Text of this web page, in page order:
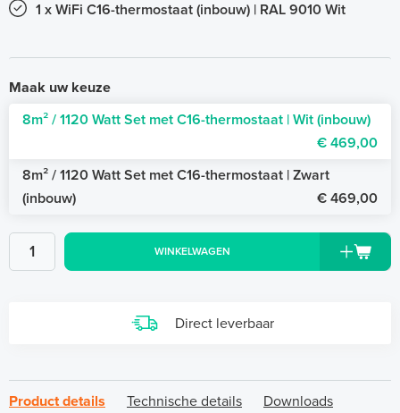
1 x WiFi C16-thermostaat (inbouw) | RAL 9010 Wit
Maak uw keuze
8m² / 1120 Watt Set met C16-thermostaat | Wit (inbouw)
€ 469,00
8m² / 1120 Watt Set met C16-thermostaat | Zwart
(inbouw)
€ 469,00
WINKELWAGEN
Direct leverbaar
Product details Technische details
Downloads